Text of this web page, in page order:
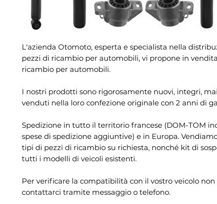
L'azienda Otomoto, esperta e specialista nella
pezzi di ricambio per automobili, vi propone in
ricambio per automobili.
I nostri prodotti sono rigorosamente nuovi, integri,
venduti nella loro confezione originale con 2 anni di
Spedizione in tutto il territorio francese (DOM-TOM
spese di spedizione aggiuntive) e in Europa.
tipi di pezzi di ricambio su richiesta, nonché kit di
tutti i modelli di veicoli esistenti.
Per verificare la compatibilità con il vostro veicolo non
contattarci tramite messaggio o telefono.